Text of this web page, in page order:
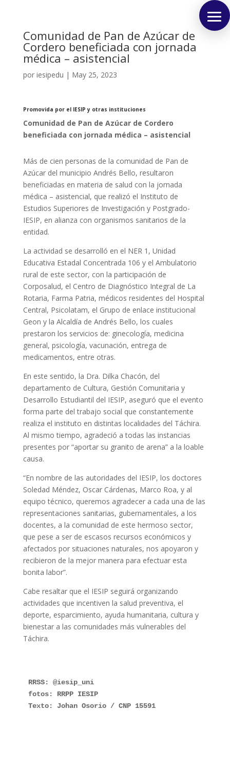
Comunidad de Pan de Azúcar de
Cordero beneficiada con jornada
médica – asistencial
por iesipedu | May 25, 2023
Promovida por el IESIP y otras instituciones
Comunidad de Pan de Azúcar de Cordero
beneficiada con jornada médica – asistencial
Más de cien personas de la comunidad de Pan de
Azúcar del municipio Andrés Bello, resultaron
beneficiadas en materia de salud con la jornada
médica – asistencial, que realizó el Instituto de
Estudios Superiores de Investigación y Postgrado-
IESIP, en alianza con organismos sanitarios de la
entidad.
La actividad se desarrolló en el NER 1, Unidad
Educativa Estadal Concentrada 106 y el Ambulatorio
rural de este sector, con la participación de
Corposalud, el Centro de Diagnóstico Integral de La
Rotaria, Farma Patria, médicos residentes del Hospital
Central, Psicolatam, el Grupo de enlace institucional
Geon y la Alcaldía de Andrés Bello, los cuales
prestaron los servicios de: ginecología, medicina
general, psicología, vacunación, entrega de
medicamentos, entre otras.
En este sentido, la Dra. Dilka Chacón, del
departamento de Cultura, Gestión Comunitaria y
Desarrollo Estudiantil del IESIP, aseguró que el evento
forma parte del trabajo social que constantemente
realiza el instituto en distintas localidades del Táchira.
Al mismo tiempo, agradeció a todas las instancias
presentes por “aportar su granito de arena” a la loable
causa.
“En nombre de las autoridades del IESIP, los doctores
Soledad Méndez, Oscar Cárdenas, Marco Roa, y al
equipo técnico, queremos agradecer a cada una de las
representaciones sanitarias, gubernamentales, a los
docentes, a la comunidad de este hermoso sector,
que pese a ser de escasos recursos económicos y
afectados por situaciones naturales, nos apoyaron y
recibieron de la mejor manera para efectuar esta
bonita labor”.
Cabe resaltar que el IESIP seguirá organizando
actividades que incentiven la salud preventiva, el
deporte, esparcimiento, ayuda humanitaria, cultura y
bienestar a las comunidades más vulnerables del
Táchira.
RRSS: @iesip_uni
fotos: RRPP IESIP
Texto: Johan Osorio / CNP 15591